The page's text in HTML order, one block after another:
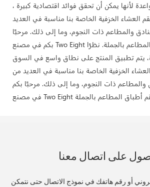
لأنها يمكن أن تحقق فوائد اقتصادية كبيرة ،
العشاء الخزفية الخاصة بنا مناسبة في العديد
والمطاعم ذات النجوم، وما إلى ذلك. مرحبًا
بكم في مصنع Two Eight لبيع أطقم أطباق المطاعم بالجملة. نظرًا
يتم تطبيق المنتج على نطاق واسع في السوق
الخزفية الخاصة بنا مناسبة في العديد من
والمطاعم ذات النجوم، وما إلى ذلك. مرحبًا بكم
على اتصال معنا
أو رقم هاتفك في نموذج الاتصال حتى نتمكن